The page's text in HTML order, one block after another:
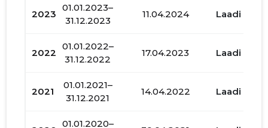
2023
01.01.2023–
31.12.2023
11.04.2024 Laadi alla
2022
01.01.2022–
31.12.2022
17.04.2023 Laadi alla
2021
01.01.2021–
31.12.2021
14.04.2022 Laadi alla
01.01.2020–